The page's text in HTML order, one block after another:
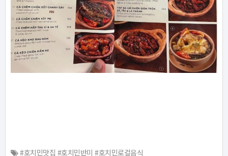
#호치민맛집 #호치민반미 #호치민로컬음식